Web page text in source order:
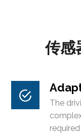
传感
The